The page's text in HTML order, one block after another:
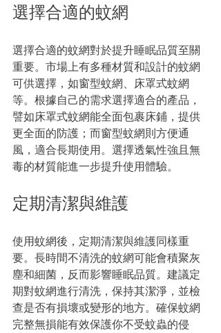
選擇合適的蚊網
選擇合適的蚊網對於提升睡眠品質至關
重要。市場上有多種材質和設計的蚊網
可供選擇，如窗型蚊網、床罩式蚊網
等。根據自己的需求選擇適合的產品，
譬如床罩式蚊網能全面包裹床鋪，提供
更全面的防護；而窗型蚊網則方便通
風，適合長期使用。選擇透氣性強且無
毒的材質能進一步提升使用體驗。
定期清潔與維護
使用蚊網後，定期清潔與維護同樣重
要。長時間不清洗的蚊網可能會積聚灰
塵和細菌，反而影響睡眠品質。建議定
期對蚊網進行清洗，保持其潔淨，並檢
查是否有損壞或變形的地方。確保蚊網
完整無損能有效保護你不受蚊蟲的侵